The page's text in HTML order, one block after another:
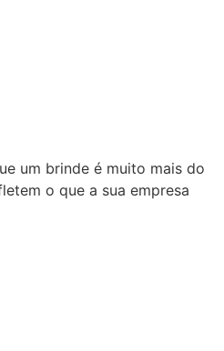
um brinde é muito mais do
o que a sua empresa